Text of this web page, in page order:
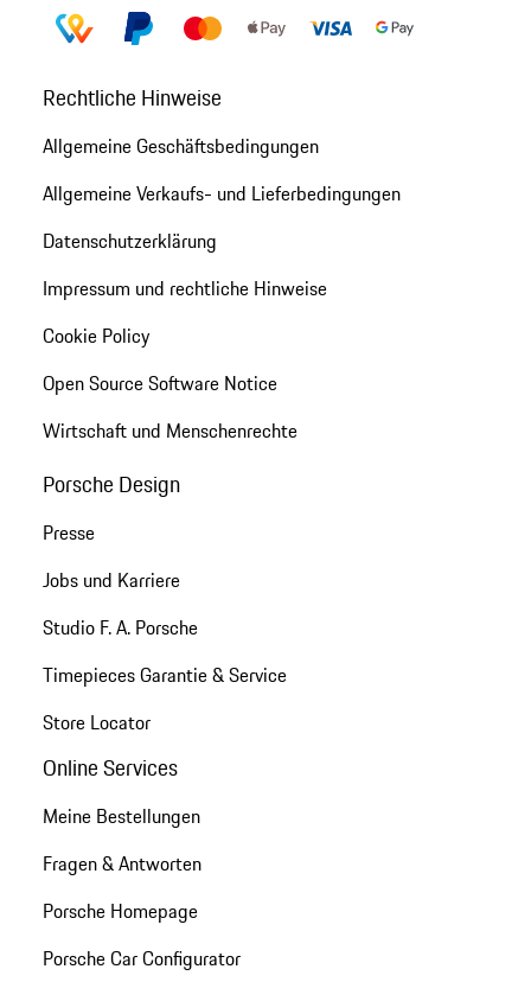
Rechtliche Hinweise
Allgemeine Geschäftsbedingungen
Allgemeine Verkaufs- und Lieferbedingungen
Datenschutzerklärung
Impressum und rechtliche Hinweise
Cookie Policy
Open Source Software Notice
Wirtschaft und Menschenrechte
Porsche Design
Presse
Jobs und Karriere
Studio F. A. Porsche
Timepieces Garantie & Service
Store Locator
Online Services
Meine Bestellungen
Fragen & Antworten
Porsche Homepage
Porsche Car Configurator